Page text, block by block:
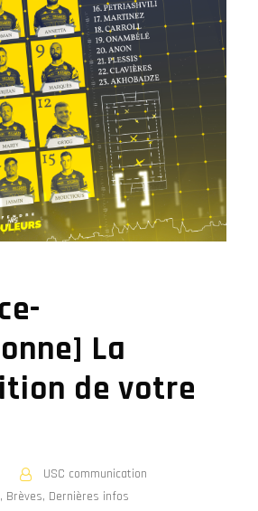
La
de votre
USC communication
, Brèves, Dernières infos